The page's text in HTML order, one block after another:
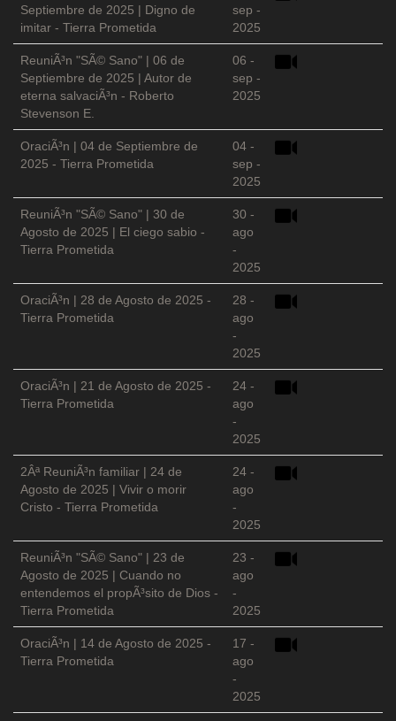
Septiembre de 2025 | Digno de
imitar - Tierra Prometida
sep -
2025
ReuniÃ³n "SÃ© Sano" | 06 de
Septiembre de 2025 | Autor de
eterna salvaciÃ³n - Roberto
Stevenson E.
06 -
sep -
2025
OraciÃ³n | 04 de Septiembre de
2025 - Tierra Prometida
04 -
sep -
2025
ReuniÃ³n "SÃ© Sano" | 30 de
Agosto de 2025 | El ciego sabio -
Tierra Prometida
30 -
ago
-
2025
OraciÃ³n | 28 de Agosto de 2025 -
Tierra Prometida
28 -
ago
-
2025
OraciÃ³n | 21 de Agosto de 2025 -
Tierra Prometida
24 -
ago
-
2025
2Âª ReuniÃ³n familiar | 24 de
Agosto de 2025 | Vivir o morir
Cristo - Tierra Prometida
24 -
ago
-
2025
ReuniÃ³n "SÃ© Sano" | 23 de
Agosto de 2025 | Cuando no
entendemos el propÃ³sito de Dios -
Tierra Prometida
23 -
ago
-
2025
OraciÃ³n | 14 de Agosto de 2025 -
Tierra Prometida
17 -
ago
-
2025